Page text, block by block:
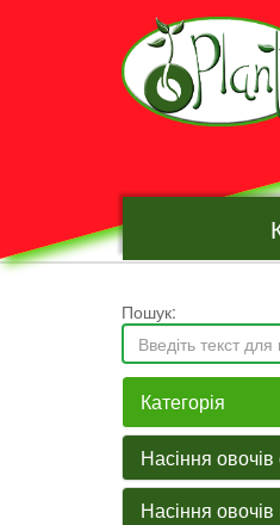
Пошук:
Категорія
Насіння
Насіння овочів